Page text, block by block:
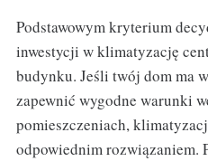
Podstawowym kryterium
inwestycji w klimatyzację
budynku. Jeśli twój dom ma
zapewnić wygodne warunki
pomieszczeniach,
odpowiednim rozwiązaniem.